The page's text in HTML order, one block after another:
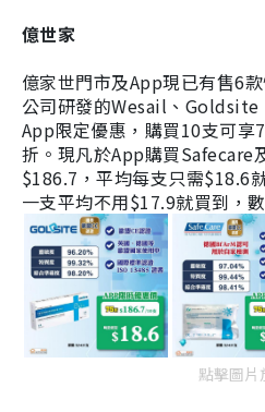
億世家
億家世門市及App現已有售6
公司研發的Wesail、Goldsite
App限定優惠，購買10支可享
折。現凡於App購買
$186.7，平均每支只需$18.6
一支平均不用$17.9就買到，
點擊圖片